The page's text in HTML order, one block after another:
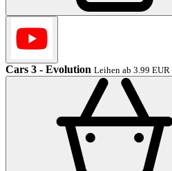
Cars 3 - Evolution Leihen ab 3.99 EUR